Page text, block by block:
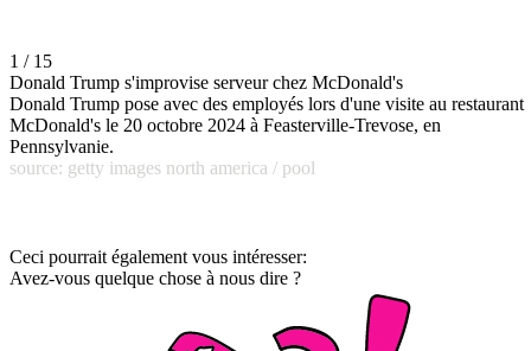
1 / 15
Donald Trump s'improvise serveur chez McDonald's
Donald Trump pose avec des employés lors d'une visite au restaurant
McDonald's le 20 octobre 2024 à Feasterville-Trevose, en
Pennsylvanie.
source: getty images north america / pool
Ceci pourrait également vous intéresser:
Avez-vous quelque chose à nous dire ?